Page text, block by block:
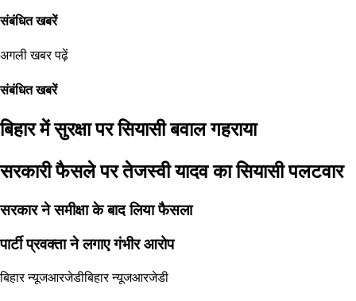
संबंधित खबरें
अगली खबर पढ़ें
संबंधित खबरें
बिहार में सुरक्षा पर सियासी बवाल गहराया
सरकारी फैसले पर तेजस्वी यादव का सियासी पलटवार
सरकार ने समीक्षा के बाद लिया फैसला
पार्टी प्रवक्ता ने लगाए गंभीर आरोप
बिहार न्यूजआरजेडीबिहार न्यूजआरजेडी